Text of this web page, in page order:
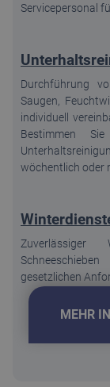
Servicepersonal
Durchführung
Saugen,
individuell
Bestimmen
wöchentlich oder
gesetzlichen
MEHR